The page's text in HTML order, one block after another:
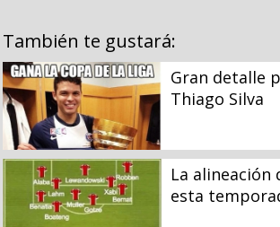
También te gustará:
Gran detalle
Thiago Silva
La alineación
esta